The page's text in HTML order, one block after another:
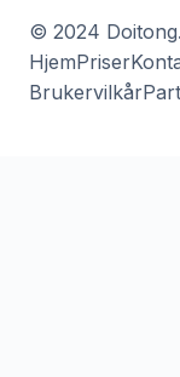
© 2024
HjemPriser
Brukervilkår